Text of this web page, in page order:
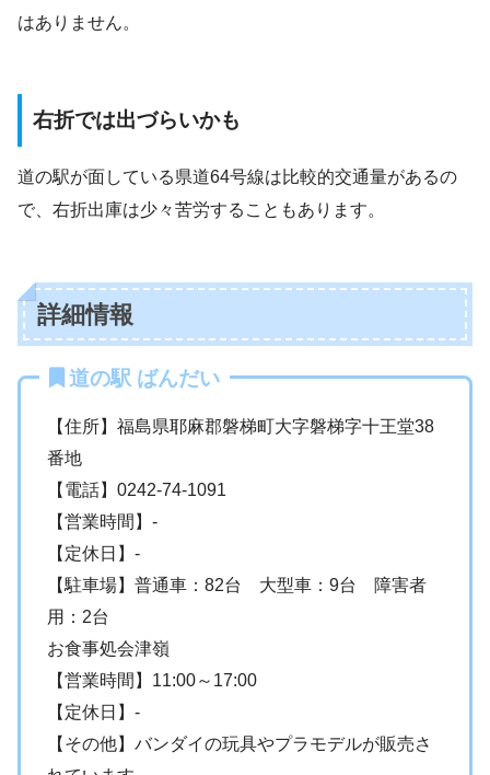
はありません。
右折では出づらいかも
道の駅が面している県道64号線は比較的交通量があるの
で、右折出庫は少々苦労することもあります。
詳細情報
道の駅 ばんだい
【住所】福島県耶麻郡磐梯町大字磐梯字十王堂38
番地
【電話】0242-74-1091
【営業時間】-
【定休日】-
【駐車場】普通車：82台 大型車：9台 障害者
用：2台
お食事処会津嶺
【営業時間】11:00～17:00
【定休日】-
【その他】バンダイの玩具やプラモデルが販売さ